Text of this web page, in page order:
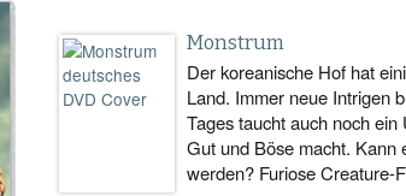
Monstrum
Der koreanische Hof hat
Land. Immer neue Intrigen
Tages taucht auch noch
Gut und Böse macht. Kann
werden? Furiose Creature-